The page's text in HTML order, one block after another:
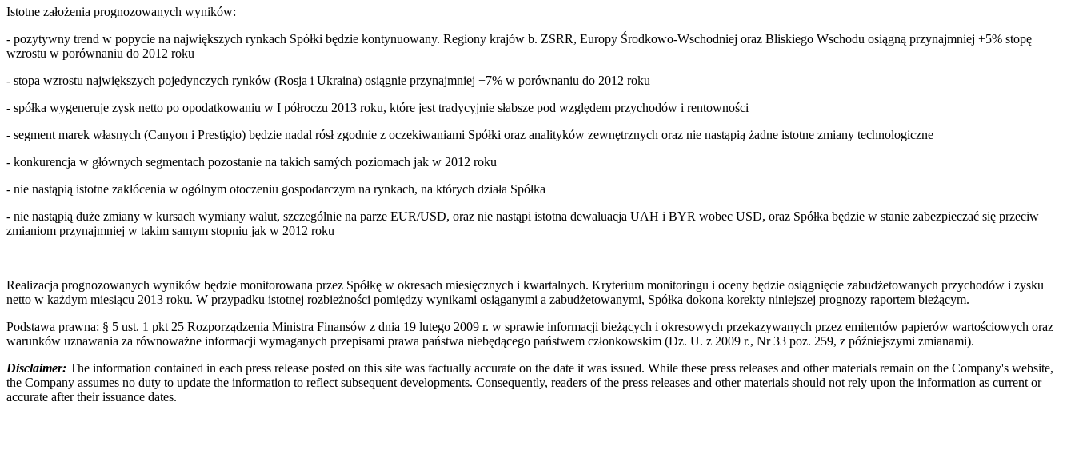
Istotne założenia prognozowanych wyników:
- pozytywny trend w popycie na największych rynkach Spółki będzie kontynuowany. Regiony krajów b. ZSRR, Europy Środkowo-Wschodniej oraz Bliskiego Wschodu osiągną przynajmniej +5% stopę
wzrostu w porównaniu do 2012 roku
- stopa wzrostu największych pojedynczych rynków (Rosja i Ukraina) osiągnie przynajmniej +7% w porównaniu do 2012 roku
- spółka wygeneruje zysk netto po opodatkowaniu w I półroczu 2013 roku, które jest tradycyjnie słabsze pod względem przychodów i rentowności
- segment marek własnych (Canyon i Prestigio) będzie nadal rósł zgodnie z oczekiwaniami Spółki oraz analityków zewnętrznych oraz nie nastąpią żadne istotne zmiany technologiczne
- konkurencja w głównych segmentach pozostanie na takich samých poziomach jak w 2012 roku
- nie nastąpią istotne zakłócenia w ogólnym otoczeniu gospodarczym na rynkach, na których działa Spółka
- nie nastąpią duże zmiany w kursach wymiany walut, szczególnie na parze EUR/USD, oraz nie nastąpi istotna dewaluacja UAH i BYR wobec USD, oraz Spółka będzie w stanie zabezpieczać się przeciw
zmianiom przynajmniej w takim samym stopniu jak w 2012 roku
Realizacja prognozowanych wyników będzie monitorowana przez Spółkę w okresach miesięcznych i kwartalnych. Kryterium monitoringu i oceny będzie osiągnięcie zabudżetowanych przychodów i zysku
netto w każdym miesiącu 2013 roku. W przypadku istotnej rozbieżności pomiędzy wynikami osiąganymi a zabudżetowanymi, Spółka dokona korekty niniejszej prognozy raportem bieżącym.
Podstawa prawna: § 5 ust. 1 pkt 25 Rozporządzenia Ministra Finansów z dnia 19 lutego 2009 r. w sprawie informacji bieżących i okresowych przekazywanych przez emitentów papierów wartościowych oraz
warunków uznawania za równoważne informacji wymaganych przepisami prawa państwa niebędącego państwem członkowskim (Dz. U. z 2009 r., Nr 33 poz. 259, z późniejszymi zmianami).
Disclaimer: The information contained in each press release posted on this site was factually accurate on the date it was issued. While these press releases and other materials remain on the Company's website,
the Company assumes no duty to update the information to reflect subsequent developments. Consequently, readers of the press releases and other materials should not rely upon the information as current or
accurate after their issuance dates.